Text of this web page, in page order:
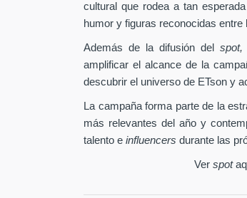
cultural que rodea a tan
humor y figuras reconocidas
Además de la difusión del spot,
amplificar el alcance de la
descubrir el universo de ETson y
La campaña forma parte de la
más relevantes del año y
talento e influencers durante las
Ver spot